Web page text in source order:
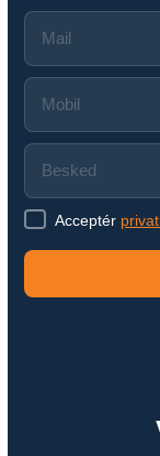
Acceptér